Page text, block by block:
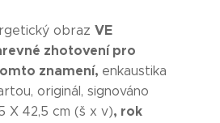
obraz VE
zhotovení pro
znamení, enkaustika
originál, signováno
X 42,5 cm (š x v), rok